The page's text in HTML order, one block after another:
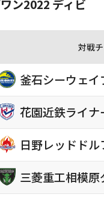
ン2022 ディビ
対戦
釜石シーウェイ
花園近鉄ライナ
日野レッドド
三菱重工相模